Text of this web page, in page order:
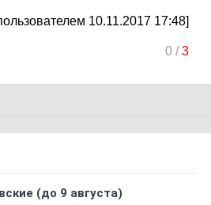
10.11.2017 17:48]
0/3
(до 9 августа)